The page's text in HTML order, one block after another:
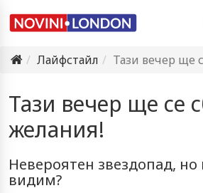
Лайфстайл
Тази вечер ще
Тази вечер ще се
желания!
Невероятен звездопад, но
видим?